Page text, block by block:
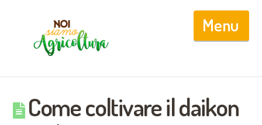
Come coltivare il daikon